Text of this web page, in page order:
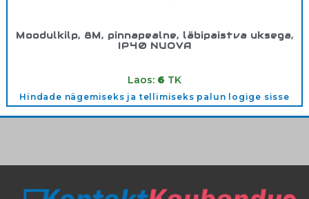
Moodulkilp, 8M, pinnapealne, läbipaistva uksega,
IP40 NUOVA
Laos: 6 TK
Hindade nägemiseks ja tellimiseks palun logige sisse